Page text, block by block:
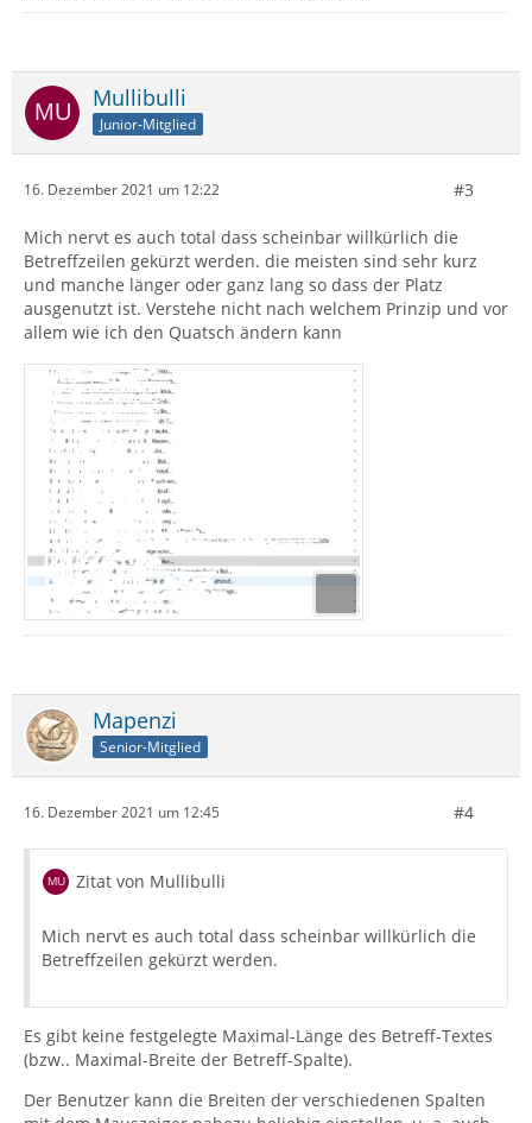
Mullibulli
Junior-Mitglied
16. Dezember 2021 um 12:22 #3
Mich nervt es auch total dass scheinbar willkürlich die
Betreffzeilen gekürzt werden. die meisten sind sehr kurz
und manche länger oder ganz lang so dass der Platz
ausgenutzt ist. Verstehe nicht nach welchem Prinzip und vor
allem wie ich den Quatsch ändern kann
Mapenzi
Senior-Mitglied
16. Dezember 2021 um 12:45 #4
Zitat von Mullibulli
Mich nervt es auch total dass scheinbar willkürlich die
Betreffzeilen gekürzt werden.
Es gibt keine festgelegte Maximal-Länge des Betreff-Textes
(bzw.. Maximal-Breite der Betreff-Spalte).
Der Benutzer kann die Breiten der verschiedenen Spalten